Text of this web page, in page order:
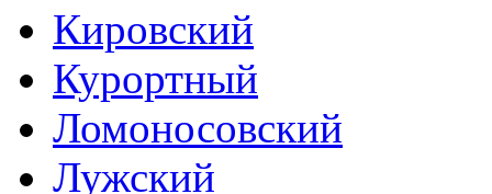
Кировский
Курортный
Ломоносовский
Лужский